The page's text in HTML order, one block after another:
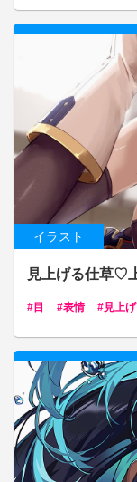
イラスト
見上げる仕草♡
目 表情 見上